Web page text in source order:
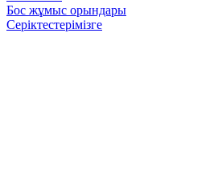
Бос жұмыс орындары
Серіктестерімізге